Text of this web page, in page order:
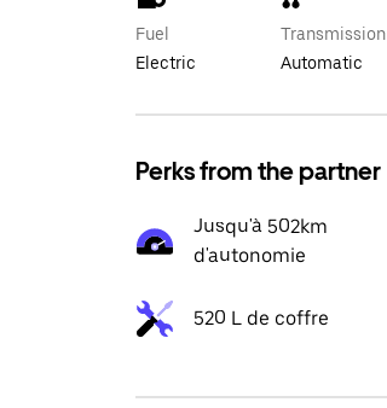
Fuel
Electric
Transmission
Automatic
Perks from the partner
Jusqu'à 502km
d'autonomie
520 L de coffre